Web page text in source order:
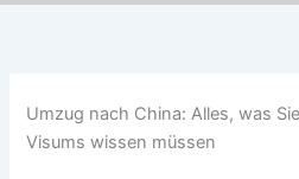
Umzug nach China: Alles, was
Visums wissen müssen